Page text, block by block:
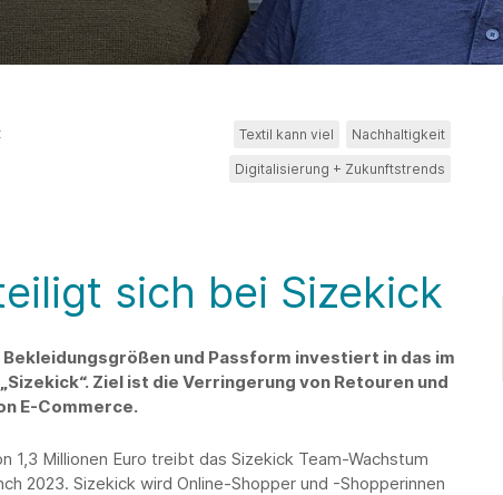
Textil kann viel Nachhaltigkeit
Digitalisierung + Zukunftstrends
sich bei Sizekick
und Passform investiert in das im
Ziel ist die Verringerung von Retouren und
E-Commerce.
1,3 Millionen Euro treibt das Sizekick Team-Wachstum
2023. Sizekick wird Online-Shopper und -Shopperinnen